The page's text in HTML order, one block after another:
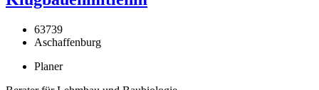
63739
Aschaffenburg
Planer